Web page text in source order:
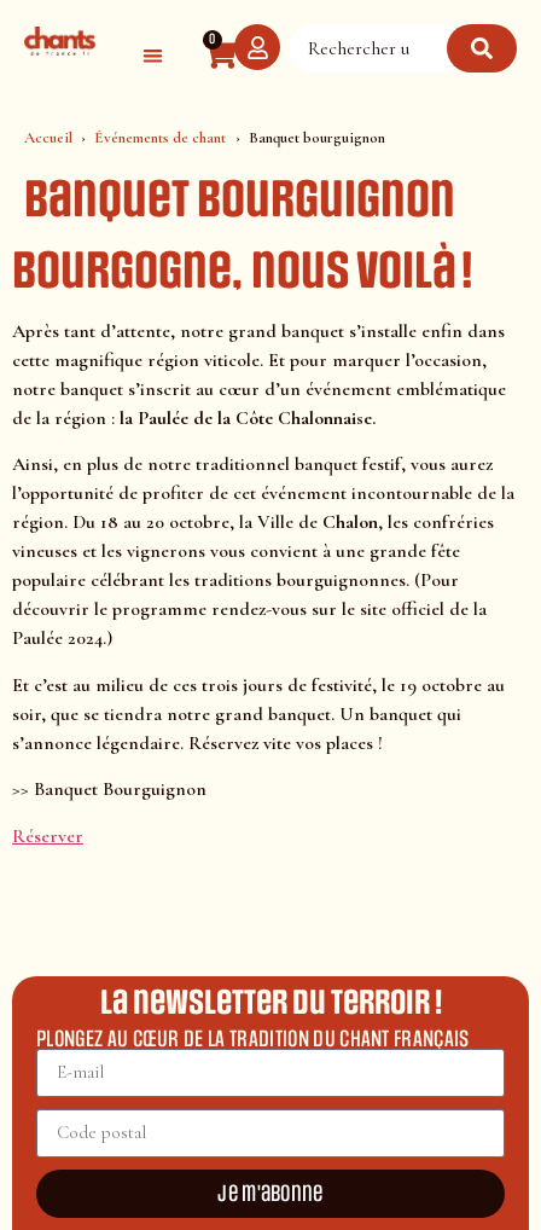
0
Accueil Événements de chant Banquet bourguignon
Banquet bourguignon
Bourgogne, nous voilà !
Après tant d’attente, notre grand banquet s’installe enfin dans
cette magnifique région viticole. Et pour marquer l’occasion,
notre banquet s’inscrit au cœur d’un événement emblématique
de la région : la Paulée de la Côte Chalonnaise.
Ainsi, en plus de notre traditionnel banquet festif, vous aurez
l’opportunité de profiter de cet événement incontournable de la
région. Du 18 au 20 octobre, la Ville de Chalon, les confréries
vineuses et les vignerons vous convient à une grande fête
populaire célébrant les traditions bourguignonnes. (Pour
découvrir le programme rendez-vous sur le site officiel de la
Paulée 2024.)
Et c’est au milieu de ces trois jours de festivité, le 19 octobre au
soir, que se tiendra notre grand banquet. Un banquet qui
s’annonce légendaire. Réservez vite vos places !
>> Banquet Bourguignon
Réserver
La newsletter du terroir !
PLONGEZ AU CŒUR DE LA TRADITION DU CHANT FRANÇAIS
Je m'abonne